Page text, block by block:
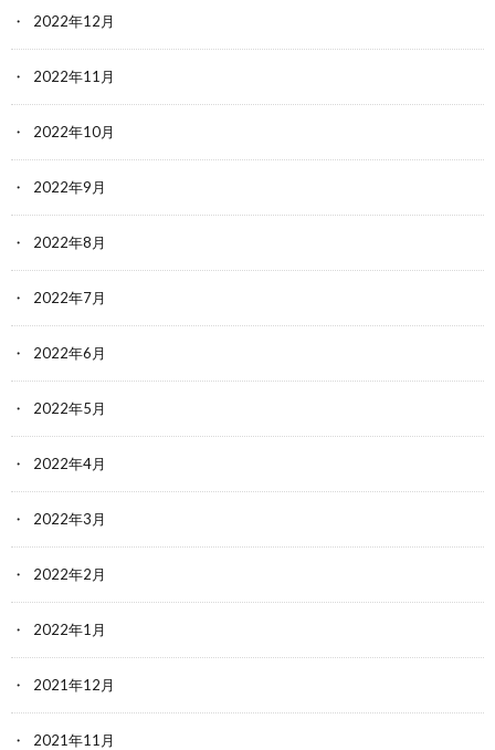
2022年12月
2022年11月
2022年10月
2022年9月
2022年8月
2022年7月
2022年6月
2022年5月
2022年4月
2022年3月
2022年2月
2022年1月
2021年12月
2021年11月